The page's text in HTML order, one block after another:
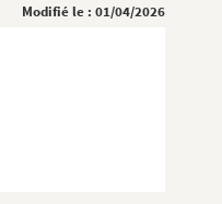
Modifié le : 01/04/2026